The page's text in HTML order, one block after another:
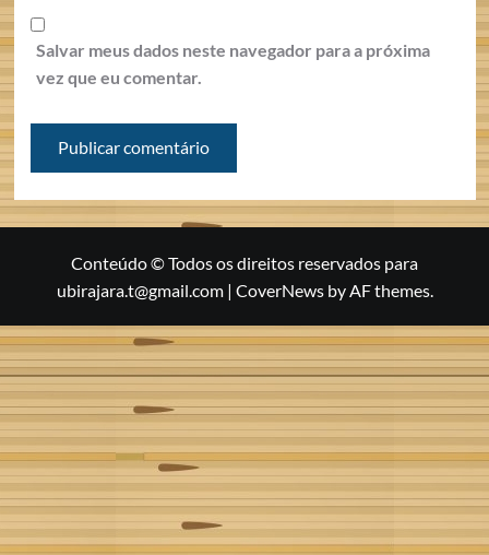
Salvar meus dados neste navegador para a próxima
vez que eu comentar.
Conteúdo © Todos os direitos reservados para
ubirajara.t@gmail.com | CoverNewsby AF themes.